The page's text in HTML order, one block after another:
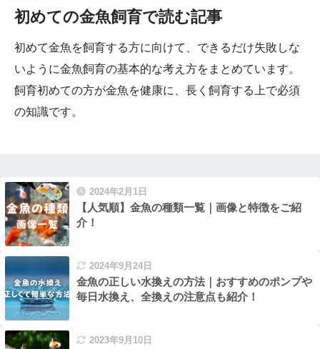
初めての金魚飼育で読む記事
初めて金魚を飼育する方に向けて、できるだけ失敗しな
いように金魚飼育の基本的な考え方をまとめています。
飼育初めての方が金魚を健康に、長く飼育する上で必須
の知識です。
2024年2月1日
【人気順】金魚の種類一覧｜画像と特徴をご紹
介！
2024年9月24日
金魚の正しい水換えの方法｜おすすめのポンプや
毎日水換え、全換えの注意点も紹介！
2023年9月10日